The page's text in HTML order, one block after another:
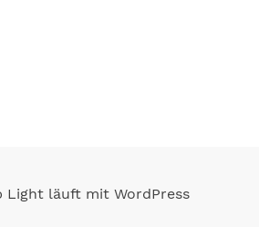
Light läuft mit WordPress